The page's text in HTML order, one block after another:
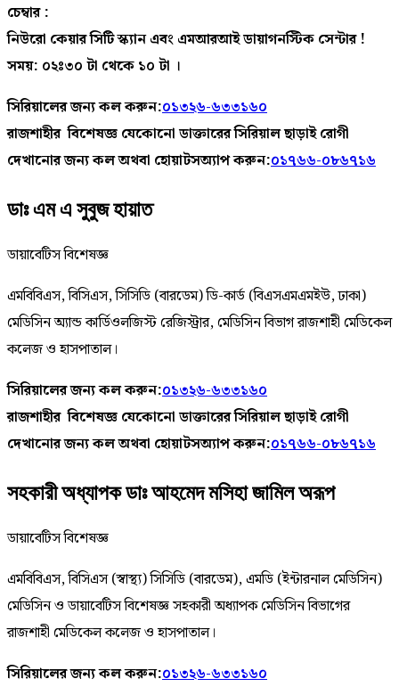
চেম্বার :
নিউরো কেয়ার সিটি স্ক্যান এবং এমআরআই ডায়াগনস্টিক সেন্টার !
সময়: ০২ঃ৩০ টা থেকে ১০ টা ।
সিরিয়ালের জন্য কল করুন:০১৩২৬-৬৩৩১৬০
রাজশাহীর বিশেষজ্ঞ যেকোনো ডাক্তারের সিরিয়াল ছাড়াই রোগী
দেখানোর জন্য কল অথবা হোয়াটসঅ্যাপ করুন:০১৭৬৬-০৮৬৭১৬
ডাঃ এম এ সুবুজ হায়াত
ডায়াবেটিস বিশেষজ্ঞ
এমবিবিএস, বিসিএস, সিসিডি (বারডেম) ডি-কার্ড (বিএসএমএমইউ, ঢাকা)
মেডিসিন অ্যান্ড কার্ডিওলজিস্ট রেজিস্ট্রার, মেডিসিন বিভাগ রাজশাহী মেডিকেল
কলেজ ও হাসপাতাল।
সিরিয়ালের জন্য কল করুন:০১৩২৬-৬৩৩১৬০
রাজশাহীর বিশেষজ্ঞ যেকোনো ডাক্তারের সিরিয়াল ছাড়াই রোগী
দেখানোর জন্য কল অথবা হোয়াটসঅ্যাপ করুন:০১৭৬৬-০৮৬৭১৬
সহকারী অধ্যাপক ডাঃ আহমেদ মসিহা জামিল অরূপ
ডায়াবেটিস বিশেষজ্ঞ
এমবিবিএস, বিসিএস (স্বাস্থ্য) সিসিডি (বারডেম), এমডি (ইন্টারনাল মেডিসিন)
মেডিসিন ও ডায়াবেটিস বিশেষজ্ঞ সহকারী অধ্যাপক মেডিসিন বিভাগের
রাজশাহী মেডিকেল কলেজ ও হাসপাতাল।
সিরিয়ালের জন্য কল করুন:০১৩২৬-৬৩৩১৬০